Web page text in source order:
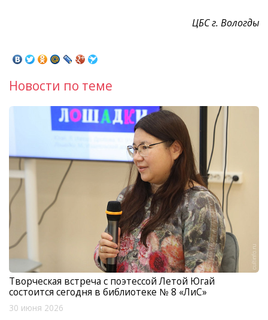
ЦБС г. Вологды
Новости по теме
Творческая встреча с поэтессой Летой Югай
состоится сегодня в библиотеке № 8 «ЛиС»
30 июня 2026